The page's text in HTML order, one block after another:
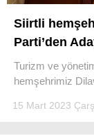
Siirtli
Parti’den
Turizm ve
hemşehrimiz
15 Mart 2023